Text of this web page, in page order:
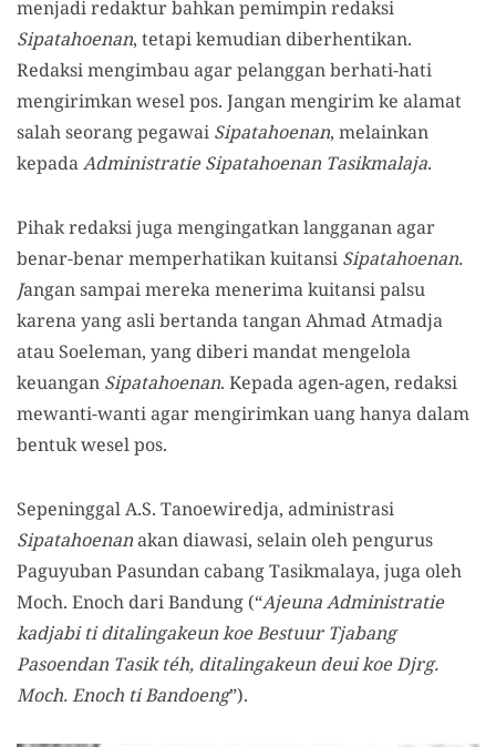
menjadi redaktur bahkan pemimpin redaksi
Sipatahoenan, tetapi kemudian diberhentikan.
Redaksi mengimbau agar pelanggan berhati-hati
mengirimkan wesel pos. Jangan mengirim ke alamat
salah seorang pegawai Sipatahoenan, melainkan
kepadaAdministratie Sipatahoenan Tasikmalaja.
Pihak redaksi juga mengingatkan langganan agar
benar-benar memperhatikan kuitansi Sipatahoenan.
Jangan sampai mereka menerima kuitansi palsu
karena yang asli bertanda tangan Ahmad Atmadja
atau Soeleman, yang diberi mandat mengelola
keuangan Sipatahoenan. Kepada agen-agen, redaksi
mewanti-wanti agar mengirimkan uang hanya dalam
bentuk wesel pos.
Sepeninggal A.S. Tanoewiredja, administrasi
Sipatahoenanakan diawasi, selain oleh pengurus
Paguyuban Pasundan cabang Tasikmalaya, juga oleh
Moch. Enoch dari Bandung (“Ajeuna Administratie
kadjabi ti ditalingakeun koe Bestuur Tjabang
Pasoendan Tasik téh, ditalingakeun deui koe Djrg.
Moch. Enoch ti Bandoeng”).